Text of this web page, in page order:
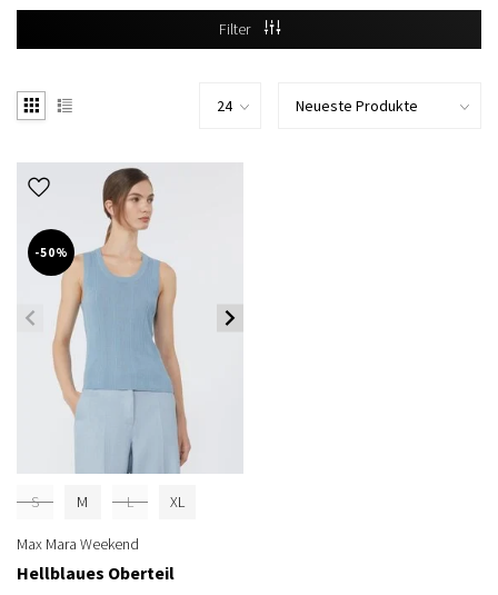
Filter
-50%
S M L XL
Max Mara Weekend
Hellblaues Oberteil